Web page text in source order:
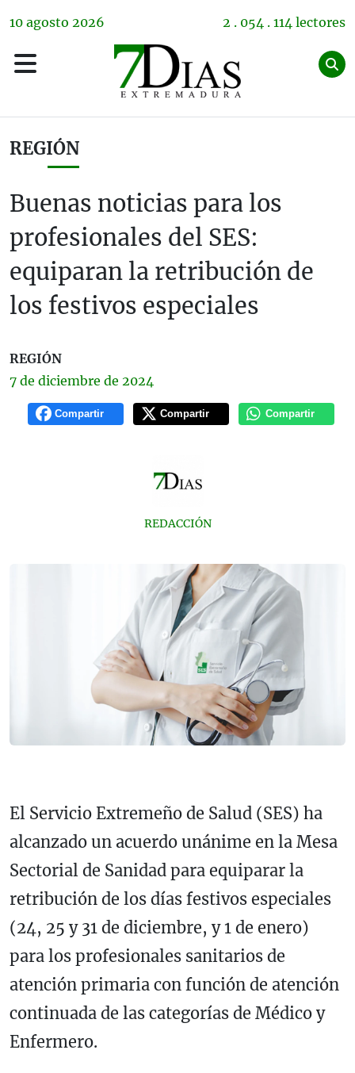
10 agosto 2026 2 . 054 . 114 lectores
REGIÓN
Buenas noticias para los
profesionales del SES:
equiparan la retribución de
los festivos especiales
REGIÓN
7 de diciembre de 2024
Compartir Compartir Compartir
REDACCIÓN
El Servicio Extremeño de Salud (SES) ha
alcanzado un acuerdo unánime en la Mesa
Sectorial de Sanidad para equiparar la
retribución de los días festivos especiales
(24, 25 y 31 de diciembre, y 1 de enero)
para los profesionales sanitarios de
atención primaria con función de atención
continuada de las categorías de Médico y
Enfermero.